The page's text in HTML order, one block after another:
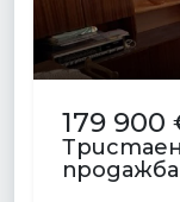
179 900